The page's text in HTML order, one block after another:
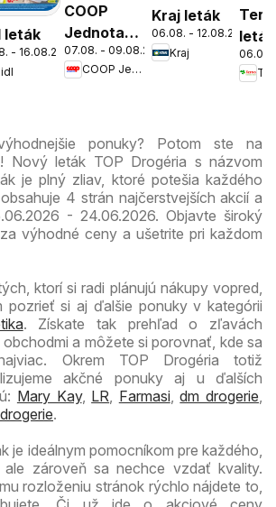
leták
- 16.08.2026
COOP
Jednota
cez víkend
ešte
07.08. - 09.08.2026
COOP Jednota
Kraj leták
06.08. - 12.08.2026
Kraj
leták
06.08.
ponuky? Potom ste na
Nový leták TOP Drogéria s názvom
je plný zliav, ktoré potešia každého
4 strán najčerstvejších akcií a
- 24.06.2026. Objavte široký
výhodné ceny a ušetrite pri každom
ktorí si radi plánujú nákupy vopred,
pozrieť si aj ďalšie ponuky v kategórii
. Získate tak prehľad o zľavách
a môžete si porovnať, kde sa
Okrem TOP Drogéria totiž
akčné ponuky aj u ďalších
Mary Kay, LR Farmasi,dm drogerie
.
je ideálnym pomocníkom pre každého,
zároveň sa nechce vzdať kvality.
rozloženiu stránok rýchlo nájdete to,